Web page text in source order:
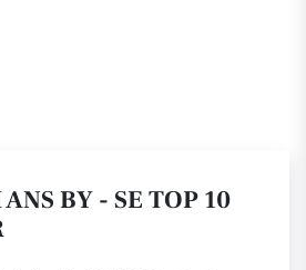
BY - SE TOP 10